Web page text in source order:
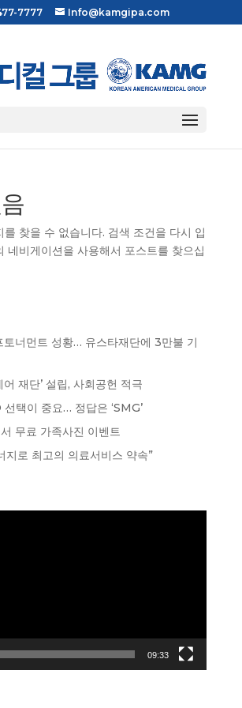
7777 Info@kamgipa.com
를 찾을 수 없습니다. 검색 조건을 다시 입
네비게이션을 사용해서 포스트를 찾으십
너먼트 성황… 유스타재단에 3만불 기
재단’ 설립, 사회공헌 적극
택이 중요… 정답은 ‘SMG’
무료 가족사진 이벤트
지로 최고의 의료서비스 약속”
09:33